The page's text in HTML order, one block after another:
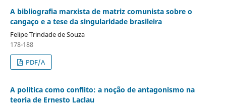
A bibliografia marxista de matriz comunista sobre o
cangaço e a tese da singularidade brasileira
Felipe Trindade de Souza
178-188
PDF/A
A política como conflito: a noção de antagonismo na
teoria de Ernesto Laclau